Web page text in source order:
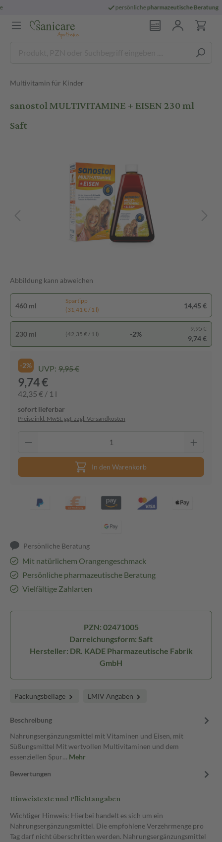
pharmazeutische Beratung
Multivitamin für Kinder
sanostol MULTIVITAMINE + EISEN 230 ml
Saft
Abbildung kann abweichen
460 ml
Spartipp
(31,41 € / 1 l)
14,45 €
230 ml (42,35 € / 1 l) -2%
9,95 €
9,74 €
-2% UVP: 9,95 €
9,74 €
42,35 € / 1 l
sofort lieferbar
Preise inkl. MwSt. ggf. zzgl. Versandkosten
In den Warenkorb
Persönliche Beratung
Mit natürlichem Orangengeschmack
Persönliche pharmazeutische Beratung
Vielfältige Zahlarten
PZN: 02471005
Darreichungsform: Saft
Hersteller: DR. KADE Pharmazeutische Fabrik
GmbH
Packungsbeilage LMIV Angaben
Beschreibung
Nahrungsergänzungsmittel mit Vitaminen und Eisen, mit
Süßungsmittel Mit wertvollen Multivitaminen und dem
essenziellen Spur… Mehr
Bewertungen
Hinweistexte und Pflichtangaben
Wichtiger Hinweis: Hierbei handelt es sich um ein
Nahrungsergänzungsmittel. Die empfohlene Verzehrmenge pro
Tag darf nicht überschritten werden. Nahrungsergänzungsmittel